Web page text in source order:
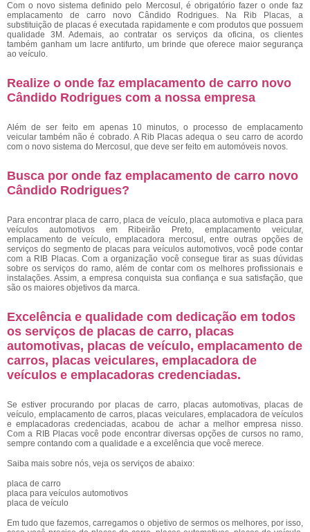
Com o novo sistema definido pelo Mercosul, é obrigatório fazer o onde faz
emplacamento de carro novo Cândido Rodrigues. Na Rib Placas, a
substituição de placas é executada rapidamente e com produtos que possuem
qualidade 3M. Ademais, ao contratar os serviços da oficina, os clientes
também ganham um lacre antifurto, um brinde que oferece maior segurança
ao veículo.
Realize o onde faz emplacamento de carro novo
Cândido Rodrigues com a nossa empresa
Além de ser feito em apenas 10 minutos, o processo de emplacamento
veicular também não é cobrado. A Rib Placas adequa o seu carro de acordo
com o novo sistema do Mercosul, que deve ser feito em automóveis novos.
Busca por onde faz emplacamento de carro novo
Cândido Rodrigues?
Para encontrar placa de carro, placa de veículo, placa automotiva e placa para
veículos automotivos em Ribeirão Preto, emplacamento veicular,
emplacamento de veículo, emplacadora mercosul, entre outras opções de
serviços do segmento de placas para veículos automotivos, você pode contar
com a RIB Placas. Com a organização você consegue tirar as suas dúvidas
sobre os serviços do ramo, além de contar com os melhores profissionais e
instalações. Assim, a empresa conquista sua confiança e sua satisfação, que
são os maiores objetivos da marca.
Excelência e qualidade com dedicação em todos
os serviços de placas de carro, placas
automotivas, placas de veículo, emplacamento de
carros, placas veiculares, emplacadora de
veículos e emplacadoras credenciadas.
Se estiver procurando por placas de carro, placas automotivas, placas de
veículo, emplacamento de carros, placas veiculares, emplacadora de veículos
e emplacadoras credenciadas, acabou de achar a melhor empresa nisso.
Com a RIB Placas você pode encontrar diversas opções de cursos no ramo,
sempre contando com a qualidade e a excelência que você merece.
Saiba mais sobre nós, veja os serviços de abaixo:
placa de carro
placa para veículos automotivos
placa de veículo
Em tudo que fazemos, carregamos o objetivo de sermos os melhores, por isso,